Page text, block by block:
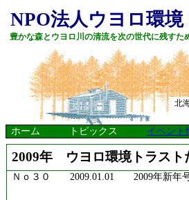
NPO法人ウヨロ環境
豊かな森とウヨロ川の清流を次の世代に残すた
北
ホーム トピックス イベント
2009年 ウヨロ環境トラスト
Ｎｏ３０ 2009.01.01 2009年新年